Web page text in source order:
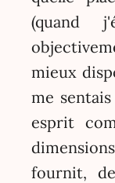
(quand
mieux
me
esprit
fournit,